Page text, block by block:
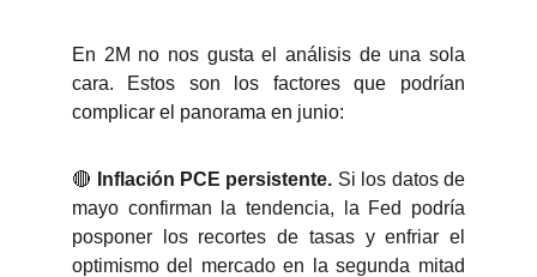
En 2M no nos gusta el análisis de una sola
cara. Estos son los factores que podrían
complicar el panorama en junio:
🔴 Inflación PCE persistente. Si los datos de
mayo confirman la tendencia, la Fed podría
posponer los recortes de tasas y enfriar el
optimismo del mercado en la segunda mitad